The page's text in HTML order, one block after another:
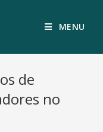
MENU
de
no